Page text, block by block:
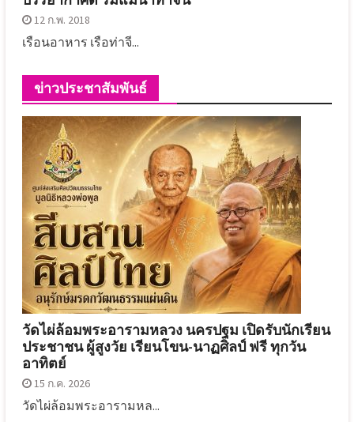
12 ก.พ. 2018
เรือนอาหาร เรือท่าจี...
ข่าวประชาสัมพันธ์
วัดไผ่ล้อมพระอารามหลวง นครปฐม เปิดรับนักเรียน
ประชาชน ผู้สูงวัย เรียนโขน-นาฏศิลป์ ฟรี ทุกวัน
อาทิตย์
15 ก.ค. 2026
วัดไผ่ล้อมพระอารามหล...